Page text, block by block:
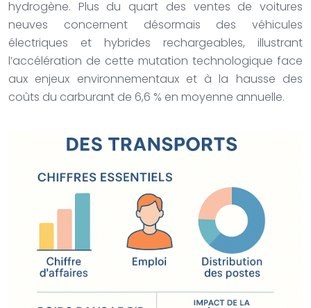
hydrogène. Plus du quart des ventes de voitures
neuves concernent désormais des véhicules
électriques et hybrides rechargeables, illustrant
l’accélération de cette mutation technologique face
aux enjeux environnementaux et à la hausse des
coûts du carburant de 6,6 % en moyenne annuelle.